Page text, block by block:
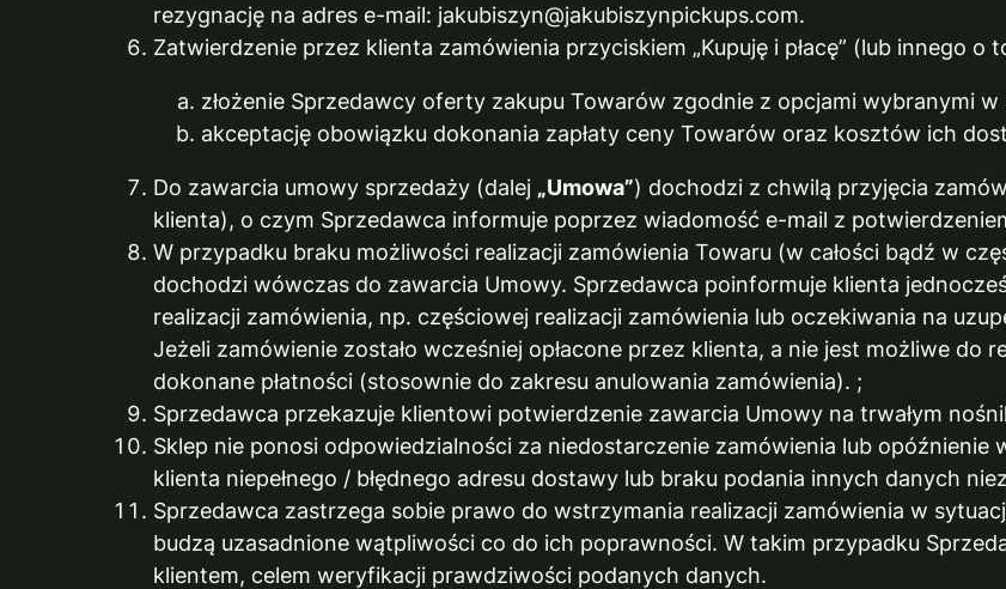
rezygnację na adres e-mail: jakubiszyn@jakubiszynpickups.com.
Zatwierdzenie przez klienta zamówienia przyciskiem „Kupuję i płacę” (lub innego o
złożenie Sprzedawcy oferty zakupu Towarów zgodnie z opcjami wybranymi
akceptację obowiązku dokonania zapłaty ceny Towarów oraz kosztów ich
Do zawarcia umowy sprzedaży (dalej „Umowa”) dochodzi z chwilą przyjęcia
klienta), o czym Sprzedawca informuje poprzez wiadomość e-mail z
W przypadku braku możliwości realizacji zamówienia Towaru (w całości bądź w
dochodzi wówczas do zawarcia Umowy. Sprzedawca poinformuje klienta
realizacji zamówienia, np. częściowej realizacji zamówienia lub oczekiwania na
Jeżeli zamówienie zostało wcześniej opłacone przez klienta, a nie jest możliwe do
dokonane płatności (stosownie do zakresu anulowania zamówienia). ;
Sprzedawca przekazuje klientowi potwierdzenie zawarcia Umowy na trwałym
Sklep nie ponosi odpowiedzialności za niedostarczenie zamówienia lub opóźnienie
klienta niepełnego / błędnego adresu dostawy lub braku podania innych danych
Sprzedawca zastrzega sobie prawo do wstrzymania realizacji zamówienia w
budzą uzasadnione wątpliwości co do ich poprawności. W takim przypadku
klientem, celem weryfikacji prawdziwości podanych danych.